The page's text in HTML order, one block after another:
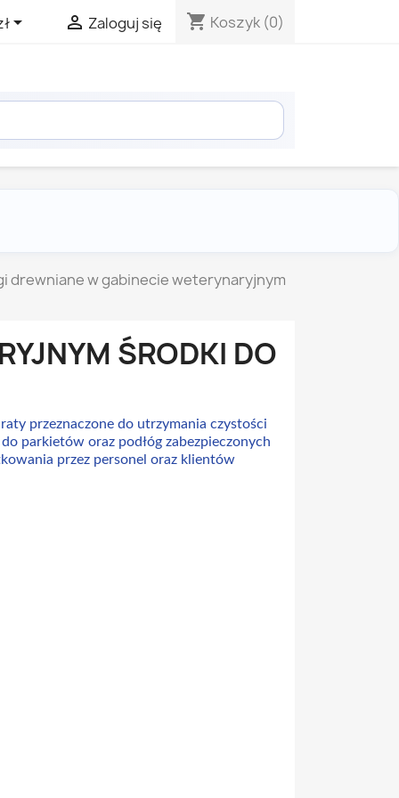
  Zaloguj się shopping_cart Koszyk (0)
drewniane w gabinecie weterynaryjnym
ŚRODKI DO
przeznaczone do utrzymania czystości
parkietów oraz podłóg zabezpieczonych
przez personel oraz klientów